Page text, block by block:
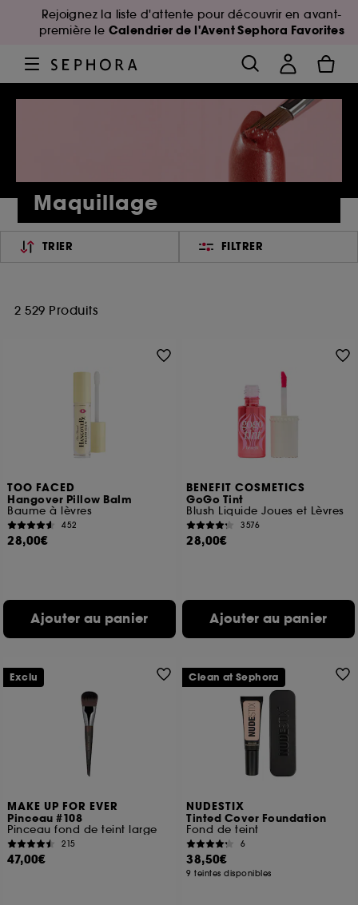
Rejoignez la liste d'attente pour découvrir en avant-
première le Calendrier de l'Avent Sephora Favorites
Maquillage
TRIER FILTRER
2 529 Produits
TOO FACED
Hangover Pillow Balm
Baume à lèvres
452
28,00€
Ajouter au panier
BENEFIT COSMETICS
GoGo Tint
Blush Liquide Joues et Lèvres
3576
28,00€
Ajouter au panier
MAKE UP FOR EVER
Pinceau #108
Pinceau fond de teint large
215
47,00€
Exclu
NUDESTIX
Tinted Cover Foundation
Fond de teint
6
38,50€
9 teintes disponibles
Clean at Sephora